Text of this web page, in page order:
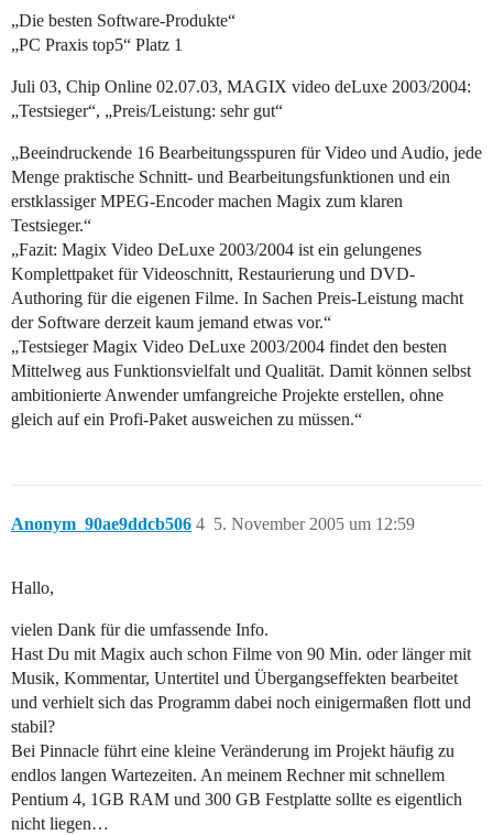
„Die besten Software-Produkte“
„PC Praxis top5“ Platz 1
Juli 03, Chip Online 02.07.03, MAGIX video deLuxe 2003/2004:
„Testsieger“, „Preis/Leistung: sehr gut“
„Beeindruckende 16 Bearbeitungsspuren für Video und Audio, jede
Menge praktische Schnitt- und Bearbeitungsfunktionen und ein
erstklassiger MPEG-Encoder machen Magix zum klaren
Testsieger.“
„Fazit: Magix Video DeLuxe 2003/2004 ist ein gelungenes
Komplettpaket für Videoschnitt, Restaurierung und DVD-
Authoring für die eigenen Filme. In Sachen Preis-Leistung macht
der Software derzeit kaum jemand etwas vor.“
„Testsieger Magix Video DeLuxe 2003/2004 findet den besten
Mittelweg aus Funktionsvielfalt und Qualität. Damit können selbst
ambitionierte Anwender umfangreiche Projekte erstellen, ohne
gleich auf ein Profi-Paket ausweichen zu müssen.“
Anonym_90ae9ddcb506 5. November 2005 um 12:59
4
Hallo,
vielen Dank für die umfassende Info.
Hast Du mit Magix auch schon Filme von 90 Min. oder länger mit
Musik, Kommentar, Untertitel und Übergangseffekten bearbeitet
und verhielt sich das Programm dabei noch einigermaßen flott und
stabil?
Bei Pinnacle führt eine kleine Veränderung im Projekt häufig zu
endlos langen Wartezeiten. An meinem Rechner mit schnellem
Pentium 4, 1GB RAM und 300 GB Festplatte sollte es eigentlich
nicht liegen…